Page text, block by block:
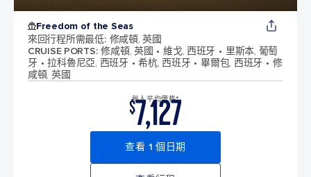
Freedom of the Seas
來回行程所需最低: 修咸頓, 英國
CRUISE PORTS: 修咸頓, 英國 維戈, 西班牙
里斯本, 葡萄
牙
拉科魯尼亞, 西班牙 希杭, 西班牙 畢爾包, 西班牙
修
咸頓, 英國
每人平均價格*
$7,127
查看 1 個日期